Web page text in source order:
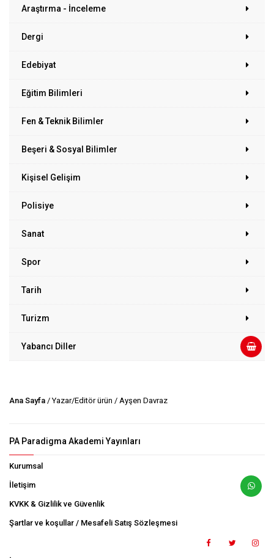
Araştırma - İnceleme
Dergi
Edebiyat
Eğitim Bilimleri
Fen & Teknik Bilimler
Beşeri & Sosyal Bilimler
Kişisel Gelişim
Polisiye
Sanat
Spor
Tarih
Turizm
Yabancı Diller
Ana Sayfa / Yazar/Editör ürün / Ayşen Davraz
PA Paradigma Akademi Yayınları
Kurumsal
İletişim
KVKK & Gizlilik ve Güvenlik
Şartlar ve koşullar / Mesafeli Satış Sözleşmesi